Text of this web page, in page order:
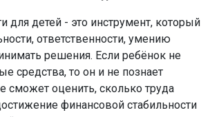
для детей - это инструмент, который
ответственности, умению
решения. Если ребёнок не
средства, то он и не познает
сможет оценить, сколько труда
финансовой стабильности